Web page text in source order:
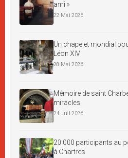
ami »
22 Mai 2026
Un chapelet mondial
Léon XIV
28 Mai 2026
Mémoire de saint
miracles
24 Juil 2026
20 000 participants au
à Chartres